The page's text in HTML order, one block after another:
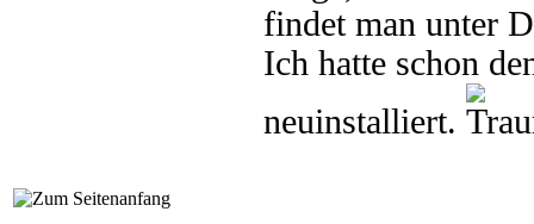
findet man unter
Ich hatte schon
neuinstalliert.